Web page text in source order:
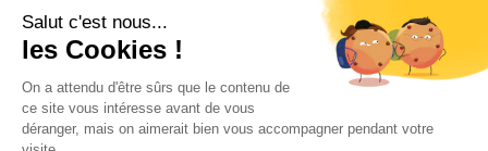
Salut c'est nous...
les Cookies !
On a attendu d'être sûrs que le contenu de
ce site vous intéresse avant de vous
déranger, mais on aimerait bien vous accompagner pendant votre
Facebook Instagram